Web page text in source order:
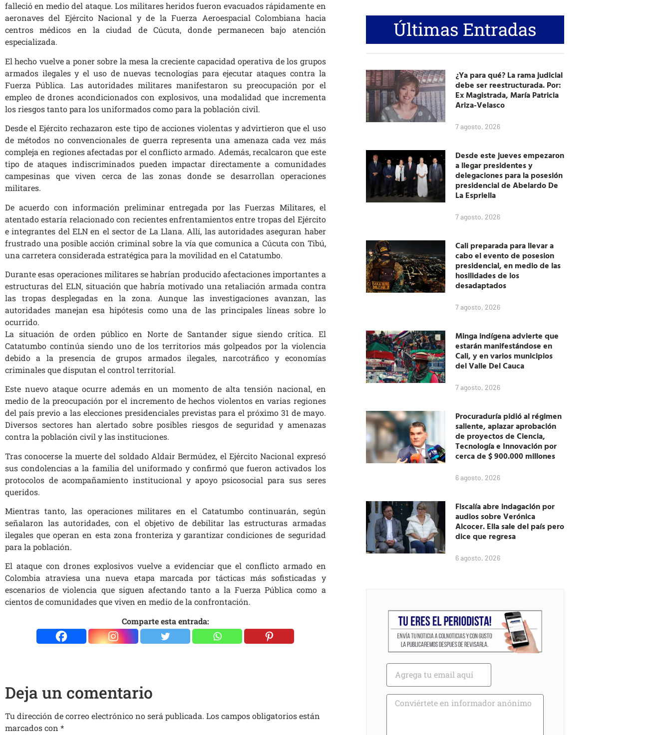
falleció en medio del ataque. Los militares heridos fueron evacuados rápidamente en
aeronaves del Ejército Nacional y de la Fuerza Aeroespacial Colombiana hacia
centros médicos en la ciudad de Cúcuta, donde permanecen bajo atención
especializada.
El hecho vuelve a poner sobre la mesa la creciente capacidad operativa de los grupos
armados ilegales y el uso de nuevas tecnologías para ejecutar ataques contra la
Fuerza Pública. Las autoridades militares manifestaron su preocupación por el
empleo de drones acondicionados con explosivos, una modalidad que incrementa
los riesgos tanto para los uniformados como para la población civil.
Desde el Ejército rechazaron este tipo de acciones violentas y advirtieron que el uso
de métodos no convencionales de guerra representa una amenaza cada vez más
compleja en regiones afectadas por el conflicto armado. Además, recalcaron que este
tipo de ataques indiscriminados pueden impactar directamente a comunidades
campesinas que viven cerca de las zonas donde se desarrollan operaciones
militares.
De acuerdo con información preliminar entregada por las Fuerzas Militares, el
atentado estaría relacionado con recientes enfrentamientos entre tropas del Ejército
e integrantes del ELN en el sector de La Llana. Allí, las autoridades aseguran haber
frustrado una posible acción criminal sobre la vía que comunica a Cúcuta con Tibú,
una carretera considerada estratégica para la movilidad en el Catatumbo.
Durante esas operaciones militares se habrían producido afectaciones importantes a
estructuras del ELN, situación que habría motivado una retaliación armada contra
las tropas desplegadas en la zona. Aunque las investigaciones avanzan, las
autoridades manejan esa hipótesis como una de las principales líneas sobre lo
ocurrido.
La situación de orden público en Norte de Santander sigue siendo crítica. El
Catatumbo continúa siendo uno de los territorios más golpeados por la violencia
debido a la presencia de grupos armados ilegales, narcotráfico y economías
criminales que disputan el control territorial.
Este nuevo ataque ocurre además en un momento de alta tensión nacional, en
medio de la preocupación por el incremento de hechos violentos en varias regiones
del país previo a las elecciones presidenciales previstas para el próximo 31 de mayo.
Diversos sectores han alertado sobre posibles riesgos de seguridad y amenazas
contra la población civil y las instituciones.
Tras conocerse la muerte del soldado Aldair Bermúdez, el Ejército Nacional expresó
sus condolencias a la familia del uniformado y confirmó que fueron activados los
protocolos de acompañamiento institucional y apoyo psicosocial para sus seres
queridos.
Mientras tanto, las operaciones militares en el Catatumbo continuarán, según
señalaron las autoridades, con el objetivo de debilitar las estructuras armadas
ilegales que operan en esta zona fronteriza y garantizar condiciones de seguridad
para la población.
El ataque con drones explosivos vuelve a evidenciar que el conflicto armado en
Colombia atraviesa una nueva etapa marcada por tácticas más sofisticadas y
escenarios de violencia que siguen afectando tanto a la Fuerza Pública como a
cientos de comunidades que viven en medio de la confrontación.
Comparte esta entrada:
Deja un comentario
Tu dirección de correo electrónico no será publicada. Los campos obligatorios están
marcados con *
Últimas Entradas
¿Ya para qué? La rama judicial
debe ser reestructurada. Por:
Ex Magistrada, María Patricia
Ariza-Velasco
7 agosto, 2026
Desde este jueves empezaron
a llegar presidentes y
delegaciones para la posesión
presidencial de Abelardo De
La Espriella
7 agosto, 2026
Cali preparada para llevar a
cabo el evento de posesion
presidencial, en medio de las
hosilidades de los
desadaptados
7 agosto, 2026
Minga indígena advierte que
estarán manifestándose en
Cali, y en varios municipios
del Valle Del Cauca
7 agosto, 2026
Procuraduría pidió al régimen
saliente, aplazar aprobación
de proyectos de Ciencia,
Tecnología e Innovación por
cerca de $ 900.000 millones
6 agosto, 2026
Fiscalía abre indagación por
audios sobre Verónica
Alcocer. Ella sale del país pero
dice que regresa
6 agosto, 2026